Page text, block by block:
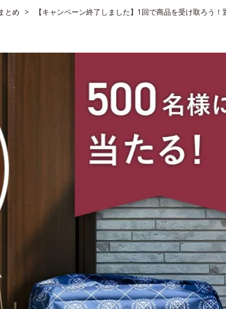
とめ 【キャンペーン終了しました】1回で商品を受け取ろう